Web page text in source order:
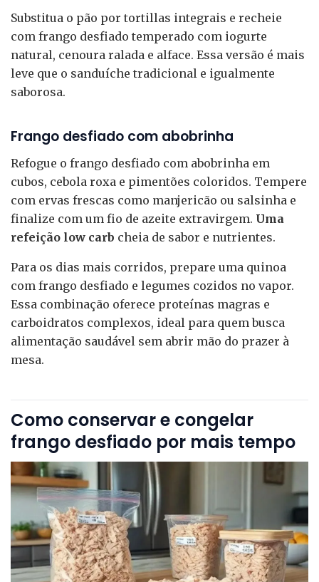
Substitua o pão por tortillas integrais e recheie
com frango desfiado temperado com iogurte
natural, cenoura ralada e alface. Essa versão é mais
leve que o sanduíche tradicional e igualmente
saborosa.
Frango desfiado com abobrinha
Refogue o frango desfiado com abobrinha em
cubos, cebola roxa e pimentões coloridos. Tempere
com ervas frescas como manjericão ou salsinha e
finalize com um fio de azeite extravirgem. Uma
refeição low carb cheia de sabor e nutrientes.
Para os dias mais corridos, prepare uma quinoa
com frango desfiado e legumes cozidos no vapor.
Essa combinação oferece proteínas magras e
carboidratos complexos, ideal para quem busca
alimentação saudável sem abrir mão do prazer à
mesa.
Como conservar e congelar
frango desfiado por mais tempo